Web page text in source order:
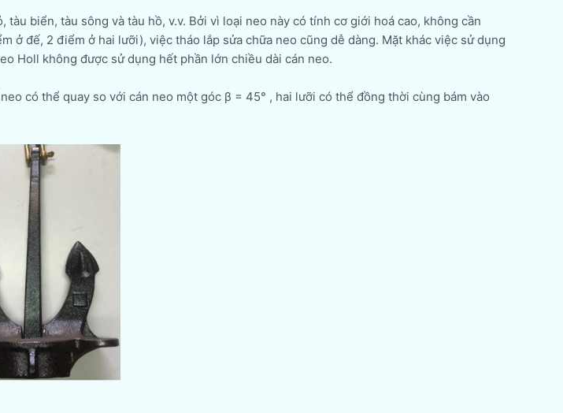
biển, tàu sông và tàu hồ, v.v. Bởi vì loại neo này có tính cơ giới hoá cao, không cần
ở đế, 2 điểm ở hai lưỡi), việc tháo lắp sửa chữa neo cũng dễ dàng. Mặt khác việc sử dụng
Holl không được sử dụng hết phần lớn chiều dài cán neo.
có thể quay so với cán neo một góc β = 45° , hai lưỡi có thể đồng thời cùng bám vào